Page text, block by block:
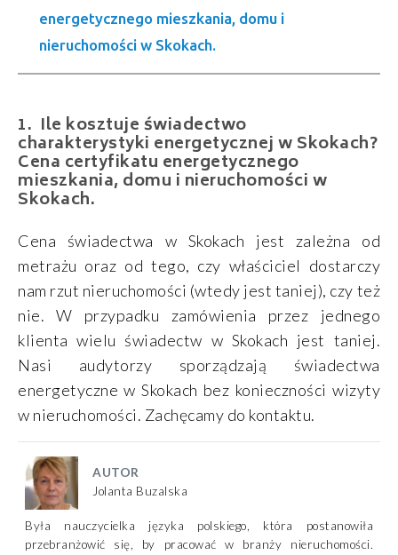
energetycznego mieszkania, domu i
nieruchomości w Skokach.
Ile kosztuje świadectwo
charakterystyki energetycznej w Skokach?
Cena certyfikatu energetycznego
mieszkania, domu i nieruchomości w
Skokach.
Cena świadectwa w Skokach jest zależna od
metrażu oraz od tego, czy właściciel dostarczy
nam rzut nieruchomości (wtedy jest taniej), czy też
nie. W przypadku zamówienia przez jednego
klienta wielu świadectw w Skokach jest taniej.
Nasi audytorzy sporządzają świadectwa
energetyczne w Skokach bez konieczności wizyty
w nieruchomości. Zachęcamy do kontaktu.
AUTOR
Jolanta Buzalska
Była nauczycielka języka polskiego, która postanowiła
przebranżowić się, by pracować w branży nieruchomości.